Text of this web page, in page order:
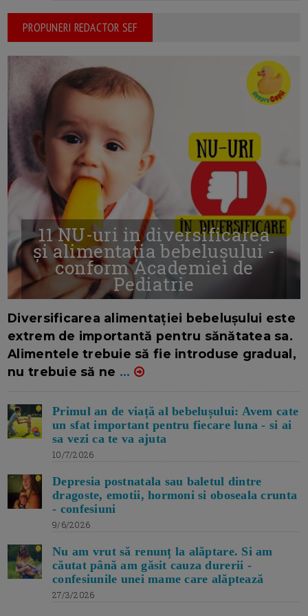
PROPUNERI REDACTOR SEF
11 NU-uri in diversificarea
și alimentația bebelușului -
conform Academiei de
Pediatrie
Diversificarea alimentației bebelușului este
extrem de importantă pentru sănătatea sa.
Alimentele trebuie să fie introduse gradual,
nu trebuie să ne ...
Primul an de viață al bebelușului: Avem cate
un sfat important pentru fiecare luna - si ai
sa vezi ca te va ajuta
10/7/2026
Depresia postnatala sau baletul dintre
dragoste, emotii, hormoni si oboseala crunta
- confesiuni
9/6/2026
Nu am vrut să renunț la alăptare. Si am
căutat până am găsit cauza durerii -
confesiunile unei mame care alăptează
27/3/2026